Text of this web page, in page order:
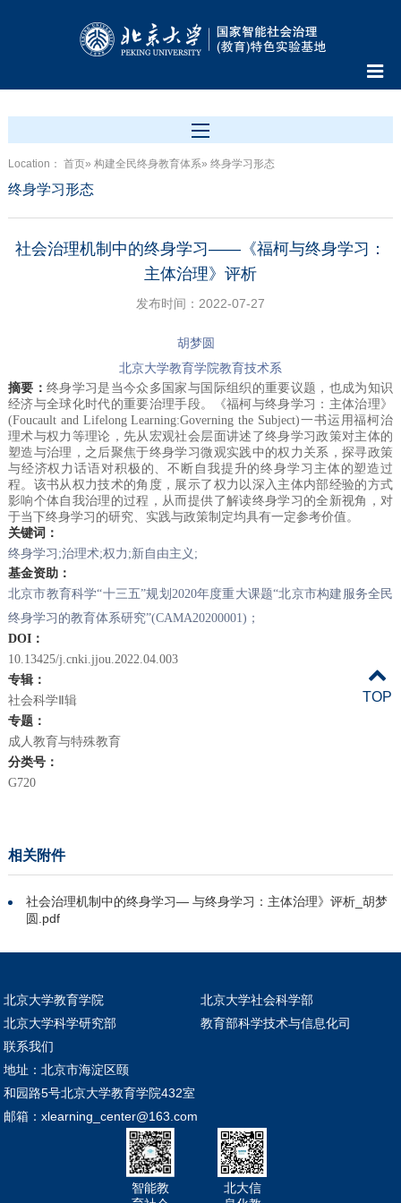
Location： 首页» 构建全民终身教育体系» 终身学习形态
终身学习形态
社会治理机制中的终身学习——《福柯与终身学习：
主体治理》评析
发布时间：2022-07-27
胡梦圆
北京大学教育学院教育技术系
摘要： 终身学习是当今众多国家与国际组织的重要议题，也成为知识
经济与全球化时代的重要治理手段。《福柯与终身学习：主体治理》
(Foucault and LifelongLearning:Governing the Subject)一书运用福柯治
理术与权力等理论，先从宏观社会层面讲述了终身学习政策对主体的
塑造与治理，之后聚焦于终身学习微观实践中的权力关系，探寻政策
与经济权力话语对积极的、不断自我提升的终身学习主体的塑造过
程。该书从权力技术的角度，展示了权力以深入主体内部经验的方式
影响个体自我治理的过程，从而提供了解读终身学习的全新视角，对
于当下终身学习的研究、实践与政策制定均具有一定参考价值。
关键词：
终身学习;治理术;权力;新自由主义;
基金资助：
北京市教育科学“十三五”规划2020年度重大课题“北京市构建服务全民
终身学习的教育体系研究”(CAMA20200001)；
DOI：
10.13425/j.cnki.jjou.2022.04.003
专辑：
社会科学Ⅱ辑
专题：
成人教育与特殊教育
分类号：
G720
相关附件
社会治理机制中的终身学习— 与终身学习：主体治理》评析_胡梦
圆.pdf
北京大学教育学院
北京大学社会科学部
北京大学科学研究部
教育部科学技术与信息化司
联系我们
地址：北京市海淀区颐
和园路5号北京大学教育学院432室
邮箱：xlearning_center@163.com
智能教
北大信
TOP